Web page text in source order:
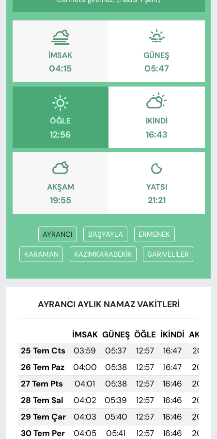
İMSAK
04:15
GÜNEŞ
05:47
ÖĞLE
12:56
İKINDI
16:43
AKŞAM
19:55
YATSI
21:21
AYRANCI BAŞYAYLA ERMENEK
KARAMAN KAZIMKARABEKİR SARIVELİLER
AYRANCI AYLIK NAMAZ VAKITLERI
İMSAK GÜNEŞ ÖĞLE İKINDI
25 Tem Cts
03:59 05:37 12:57 16:47
20:07
26 Tem Paz
04:00 05:38 12:57 16:47
20:06
27 Tem Pts
04:01 05:38 12:57 16:46
20:05
28 Tem Sal
04:02 05:39 12:57 16:46
20:04
29 Tem Çar
04:03 05:40 12:57 16:46
20:04
30 Tem Per
04:05 05:41 12:57 16:46
20:03
SPOR
MAGAZİN
YAZAR KÖŞESİ
VAN VE DİYARBAKIR HABERLERİ